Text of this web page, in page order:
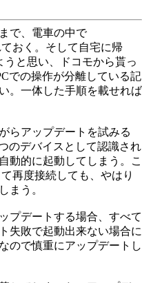
で、電車の中で
おく。そして自宅に帰
うと思い、ドコモから貰っ
での操作が分離している記
。一体した手順を載せれば
らアップデートを試みる
のデバイスとして認識され
動的に起動してしまう。こ
再度接続しても、やはり
まう。
プデートする場合、すべて
失敗で起動出来ない場合に
ので慎重にアップデートし